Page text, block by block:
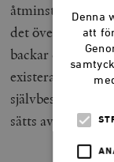
åtminstone
det övervägande
backar dock inte
existerar mellan
sätts av den
Denna
att